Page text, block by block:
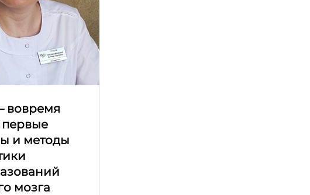
вовремя
первые
и методы
мозга